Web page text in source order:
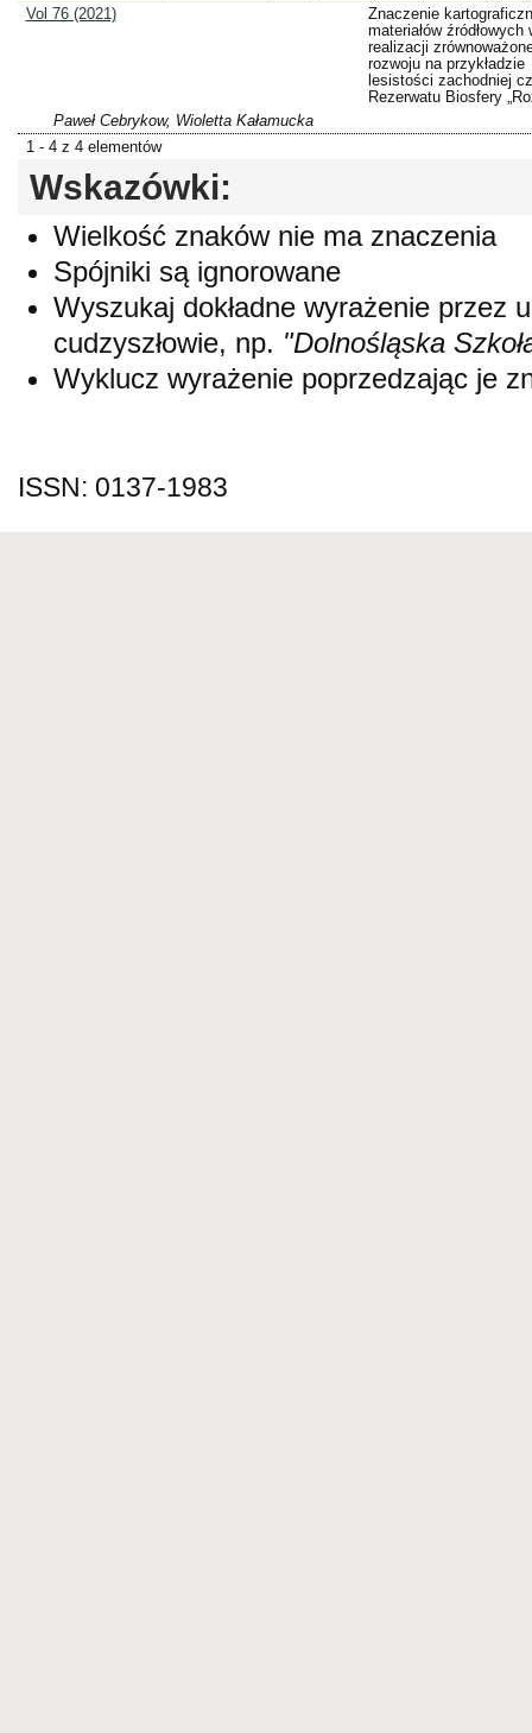
Vol 76 (2021)
Znaczenie
materiałów źródłowych
realizacji
rozwoju na przykładzie
lesistości zachodniej
Rezerwatu Biosfery
Paweł Cebrykow, Wioletta Kałamucka
1 - 4 z 4 elementów
Wskazówki:
Wielkość znaków nie ma znaczenia
Spójniki są ignorowane
Wyszukaj dokładne wyrażenie przez
cudzyszłowie, np. "Dolnośląska
Wyklucz wyrażenie poprzedzając je
ISSN: 0137-1983